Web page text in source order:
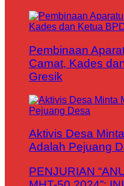
Pembinaan
Camat, Kades
Gresik
Aktivis Desa
Adalah Pejuang
PENJURIAN